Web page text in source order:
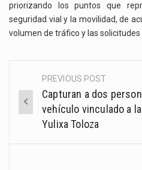
priorizando los puntos que
seguridad vial y la movilidad, de
volumen de tráfico y las solicitudes
Post
navigation
PREVIOUS POST
Capturan a dos
vehículo vinculado a
Yulixa Toloza